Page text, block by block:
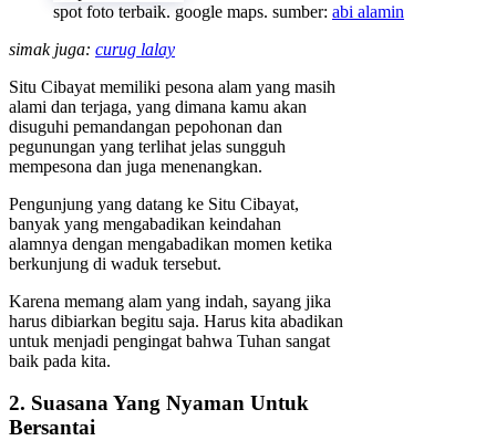
spot foto terbaik. google maps. sumber: abi alamin
simak juga: curug lalay
Situ Cibayat memiliki pesona alam yang masih
alami dan terjaga, yang dimana kamu akan
disuguhi pemandangan pepohonan dan
pegunungan yang terlihat jelas sungguh
mempesona dan juga menenangkan.
Pengunjung yang datang ke Situ Cibayat,
banyak yang mengabadikan keindahan
alamnya dengan mengabadikan momen ketika
berkunjung di waduk tersebut.
Karena memang alam yang indah, sayang jika
harus dibiarkan begitu saja. Harus kita abadikan
untuk menjadi pengingat bahwa Tuhan sangat
baik pada kita.
2. Suasana Yang Nyaman Untuk
Bersantai